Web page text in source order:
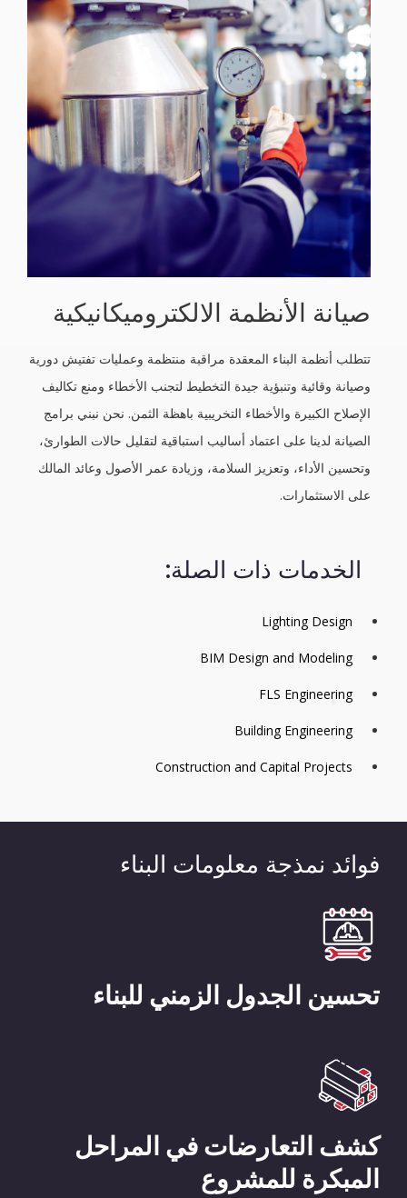
صيانة الأنظمة الالكتروميكانيكية
تتطلب أنظمة البناء المعقدة مراقبة منتظمة وعمليات تفتيش دورية
وصيانة وقائية وتنبؤية جيدة التخطيط لتجنب الأخطاء ومنع تكاليف
الإصلاح الكبيرة والأخطاء التخريبية باهظة الثمن. نحن نبني برامج
الصيانة لدينا على اعتماد أساليب استباقية لتقليل حالات الطوارئ،
وتحسين الأداء، وتعزيز السلامة، وزيادة عمر الأصول وعائد المالك
على الاستثمارات.
الخدمات ذات الصلة:
Lighting Design
BIM Design and Modeling
FLS Engineering
Building Engineering
Construction and Capital Projects
فوائد نمذجة معلومات البناء
تحسين الجدول الزمني للبناء
كشف التعارضات في المراحل
المبكرة للمشروع